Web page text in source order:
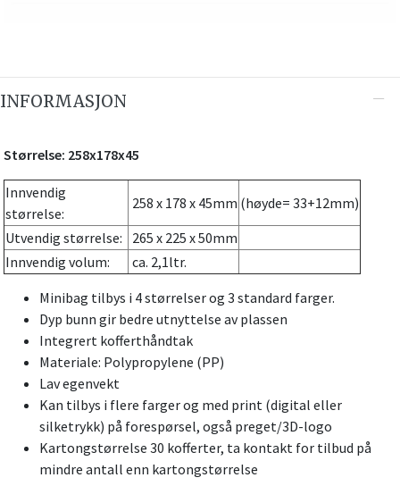
INFORMASJON
Størrelse: 258x178x45
Innvendig
størrelse:
258 x 178 x 45mm (høyde= 33+12mm)
Utvendig størrelse:
265 x 225 x 50mm
Innvendig volum:
ca. 2,1ltr.
Minibag tilbys i 4 størrelser og 3 standard farger.
Dyp bunn gir bedre utnyttelse av plassen
Integrert kofferthåndtak
Materiale: Polypropylene (PP)
Lav egenvekt
Kan tilbys i flere farger og med print (digital eller
silketrykk) på forespørsel, også preget/3D-logo
Kartongstørrelse 30 kofferter, ta kontakt for tilbud på
mindre antall enn kartongstørrelse